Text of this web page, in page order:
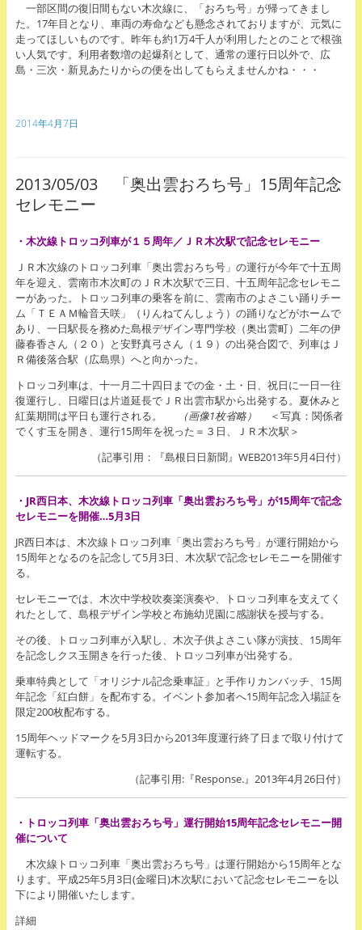
一部区間の復旧間もない木次線に、「おろち号」が帰ってきまし
た。17年目となり、車両の寿命なども懸念されておりますが、元気に
走ってほしいものです。昨年も約1万4千人が利用したとのことで根強
い人気です。利用者数増の起爆剤として、通常の運行日以外で、広
島・三次・新見あたりからの便を出してもらえませんかね・・・
2014年4月7日
2013/05/03 「奥出雲おろち号」15周年記念
セレモニー
・木次線トロッコ列車が１５周年／ＪＲ木次駅で記念セレモニー
ＪＲ木次線のトロッコ列車「奥出雲おろち号」の運行が今年で十五周
年を迎え、雲南市木次町のＪＲ木次駅で三日、十五周年記念セレモニ
ーがあった。トロッコ列車の乗客を前に、雲南市のよさこい踊りチー
ム「ＴＥＡＭ輪音天咲」（りんねてんしょう）の踊りなどがホームで
あり、一日駅長を務めた島根デザイン専門学校（奥出雲町）二年の伊
藤春香さん（２０）と安野真弓さん（１９）の出発合図で、列車はＪ
Ｒ備後落合駅（広島県）へと向かった。
トロッコ列車は、十一月二十四日までの金・土・日、祝日に一日一往
復運行し、日曜日は片道延長でＪＲ出雲市駅から出発する。夏休みと
紅葉期間は平日も運行される。
（画像1枚省略）
＜写真：関係者
でくす玉を開き、運行15周年を祝った＝３日、ＪＲ木次駅＞
（記事引用：『島根日日新聞』WEB2013年5月4日付）
・JR西日本、木次線トロッコ列車「奥出雲おろち号」が15周年で記念
セレモニーを開催…5月3日
JR西日本は、木次線トロッコ列車「奥出雲おろち号」が運行開始から
15周年となるのを記念して5月3日、木次駅で記念セレモニーを開催す
る。
セレモニーでは、木次中学校吹奏楽演奏や、トロッコ列車を支えてく
れたとして、島根デザイン学校と布施幼児園に感謝状を授与する。
その後、トロッコ列車が入駅し、木次子供よさこい隊が演技、15周年
を記念しクス玉開きを行った後、トロッコ列車が出発する。
乗車特典として「オリジナル記念乗車証」と手作りカンバッチ、15周
年記念「紅白餅」を配布する。イベント参加者へ15周年記念入場証を
限定200枚配布する。
15周年ヘッドマークを5月3日から2013年度運行終了日まで取り付けて
運転する。
（記事引用:『Response.』2013年4月26日付）
・トロッコ列車「奥出雲おろち号」運行開始15周年記念セレモニー開
催について
木次線トロッコ列車「奥出雲おろち号」は運行開始から15周年とな
ります。平成25年5月3日(金曜日)木次駅において記念セレモニーを以
下により開催いたします。
詳細